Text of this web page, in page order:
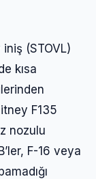
(STOVL)
kısa
F135
nozulu
F-16 veya